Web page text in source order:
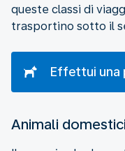
queste classi di
trasportino sotto il
Effettui una
Animali